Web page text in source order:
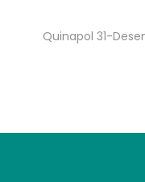
Quinapol 31-